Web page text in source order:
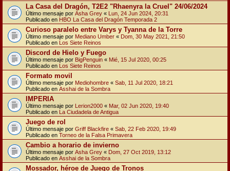
La Casa del Dragón, T2E2 "Rhaenyra la Cruel" 24/06/2024
Último mensaje por Asha Grey « Lun, 24 Jun 2024, 20:31
Publicado en HBO La Casa del Dragón Temporada 2
Curioso paralelo entre Varys y Tyanna de la Torre
Último mensaje por Mediano Umber « Dom, 30 May 2021, 21:50
Publicado en Los Siete Reinos
Discord de Hielo y Fuego
Último mensaje por BigPenguin « Mié, 15 Jul 2020, 00:25
Publicado en Los Siete Reinos
Formato movil
Último mensaje por Mediohombre « Sab, 11 Jul 2020, 18:21
Publicado en Asshai de la Sombra
IMPERIA
Último mensaje por Lerion2000 « Mar, 02 Jun 2020, 19:40
Publicado en La Ciudadela de Antigua
Juego de rol
Último mensaje por Griff Blackfire « Sab, 22 Feb 2020, 19:49
Publicado en Torneo de la Falsa Primavera
Cambio a horario de invierno
Último mensaje por Asha Grey « Dom, 27 Oct 2019, 13:12
Publicado en Asshai de la Sombra
Mossador, héroe de Juego de Tronos